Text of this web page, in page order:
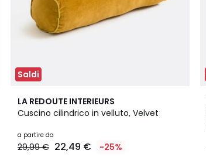
Saldi
LA REDOUTE INTERIEURS
Cuscino cilindrico in velluto, Velvet
a partire da
29,99 € 22,49 € -25%
4,8
/ 5
3
Colori